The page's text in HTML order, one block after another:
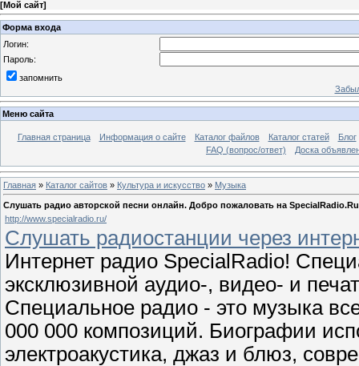
[Мой сайт]
Форма входа
Логин:
Пароль:
запомнить
Меню сайта
Главная страница Информация о сайте Каталог файлов Каталог статей
Блог
FAQ (вопрос/ответ)
Доска
Главная » Каталог сайтов » Культура и искусство » Музыка
Слушать радио авторской песни онлайн. Добро пожаловать на SpecialRadio.Ru
http://www.specialradio.ru/
Слушать радиостанции через
Интернет радио SpecialRadio!
эксклюзивной аудио-, видео- и
Специальное радио - это музыка
000 000 композиций. Биографии
электроакустика, джаз и блюз,